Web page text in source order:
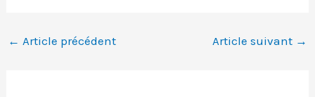
← Article précédent Article suivant →